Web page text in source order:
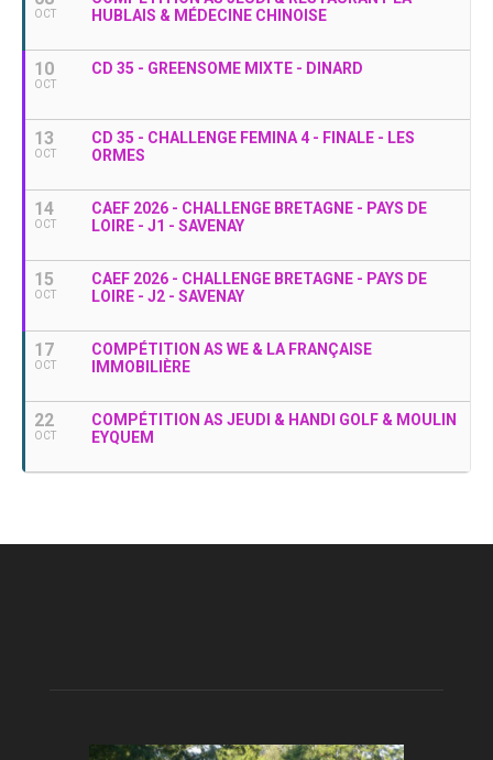
OCT
HUBLAIS & MÉDECINE CHINOISE
10
OCT
CD 35 - GREENSOME MIXTE - DINARD
13
OCT
CD 35 - CHALLENGE FEMINA 4 - FINALE - LES
ORMES
14
OCT
CAEF 2026 - CHALLENGE BRETAGNE - PAYS DE
LOIRE - J1 - SAVENAY
15
OCT
CAEF 2026 - CHALLENGE BRETAGNE - PAYS DE
LOIRE - J2 - SAVENAY
17
OCT
COMPÉTITION AS WE & LA FRANÇAISE
IMMOBILIÈRE
22
OCT
COMPÉTITION AS JEUDI & HANDI GOLF & MOULIN
EYQUEM